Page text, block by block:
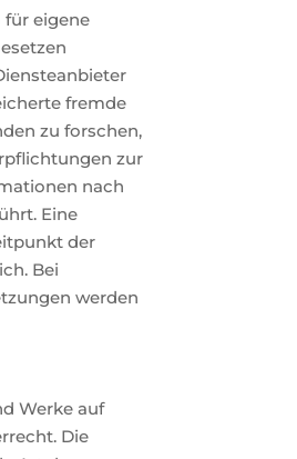
für eigene
fremde
zu forschen,
zur
nach
Eine
der
Bei
werden
Werke auf
Die